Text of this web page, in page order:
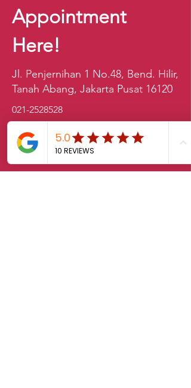
Appointment
Here!
Jl. Penjernihan 1 No.48, Bend. Hilir,
Tanah Abang, Jakarta Pusat 16120
021-2528528
sales.klab@lxintl.co.kr